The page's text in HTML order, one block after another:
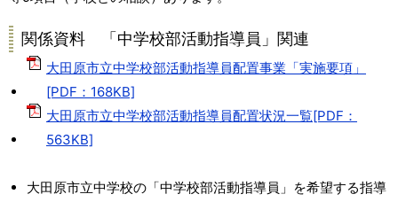
関係資料 「中学校部活動指導員」関連
大田原市立中学校部活動指導員配置事業「実施要項」
[PDF：168KB]
大田原市立中学校部活動指導員配置状況一覧[PDF：
563KB]
大田原市立中学校の「中学校部活動指導員」を希望する指導